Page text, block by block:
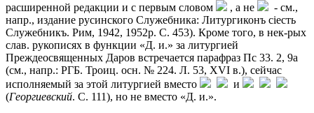
расширенной редакции и с первым словом
, а не
- см.,
напр., издание русинского Служебника: Литургиконъ сiесть
Служебникъ. Рим, 1942, 1952р. С. 453). Кроме того, в нек-рых
слав. рукописях в функции «Д. и.» за литургией
Преждеосвященных Даров встречается парафраз Пс 33. 2, 9a
(см., напр.: РГБ. Троиц. осн. № 224. Л. 53, XVI в.), сейчас
исполняемый за этой литургией вместо
и
(Георгиевский. С. 111), но не вместо «Д. и.».